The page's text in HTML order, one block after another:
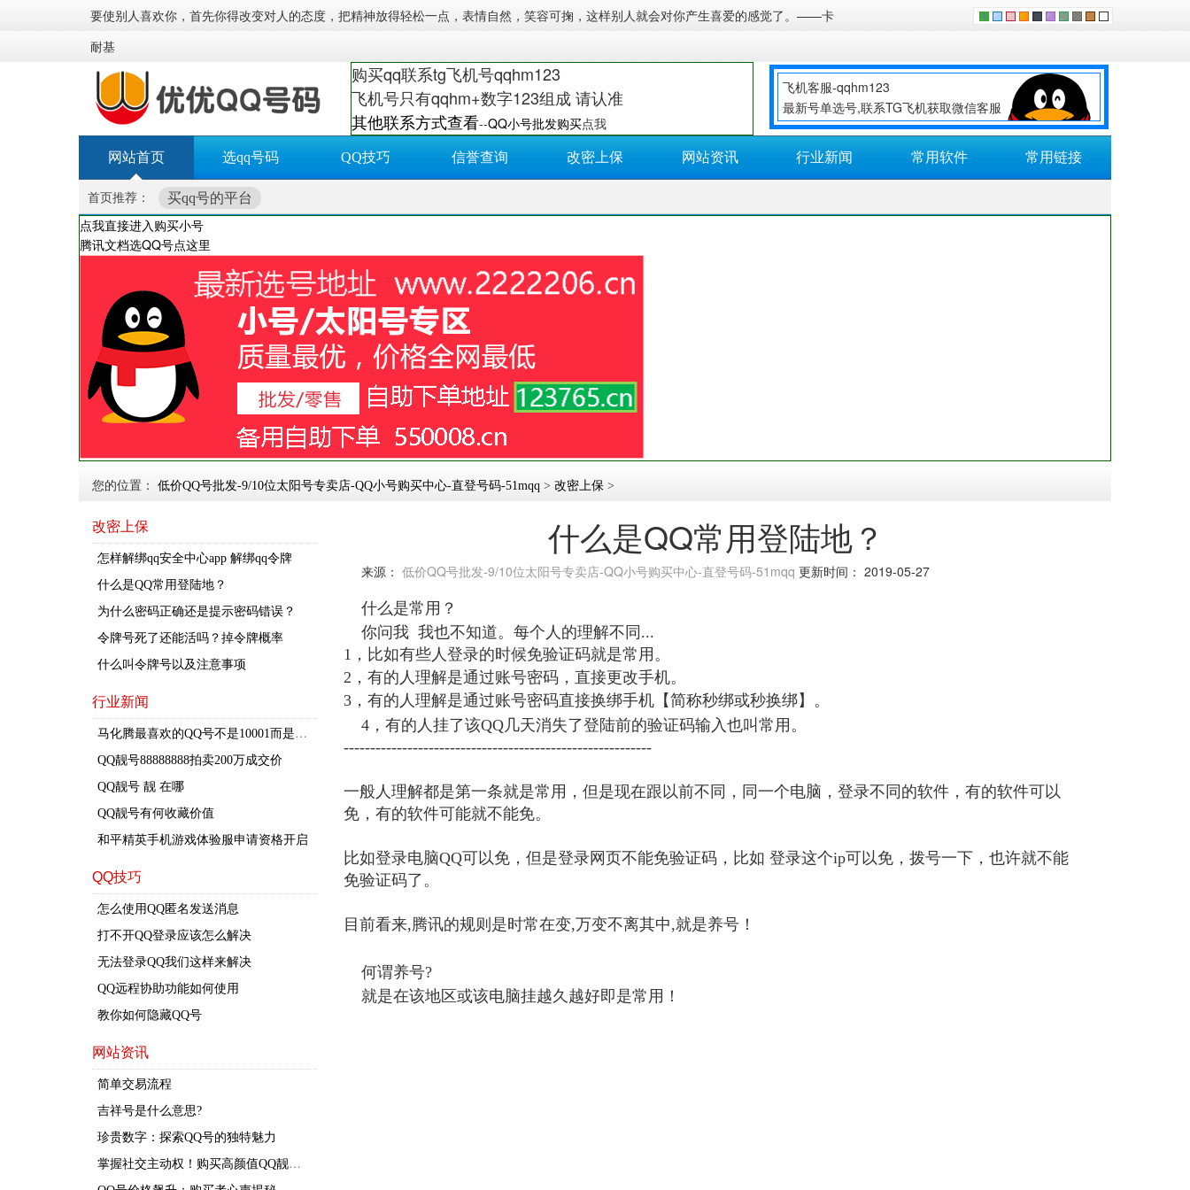
要使别人喜欢你，首先你得改变对人的态度，把精神放得轻松一点，表情自然，笑容可掬，这样别人就会对你产生喜爱的感觉了。——卡
耐基
购买qq联系tg飞机号qqhm123
飞机号只有qqhm+数字123组成 请认准
其他联系方式查看--QQ小号批发购买点我
飞机客服-qqhm123
最新号单选号,联系TG飞机获取微信客服
网站首页
首页推荐： 买qq号的平台
选qq号码 QQ技巧 信誉查询 改密上保 网站资讯 行业新闻 常用软件 常用链接
点我直接进入购买小号
腾讯文档选QQ号点这里
您的位置： 低价QQ号批发-9/10位太阳号专卖店-QQ小号购买中心-直登号码-51mqq > 改密上保 >
改密上保
怎样解绑qq安全中心app 解绑qq令牌
什么是QQ常用登陆地？
为什么密码正确还是提示密码错误？
令牌号死了还能活吗？掉令牌概率
什么叫令牌号以及注意事项
行业新闻
马
化腾最喜欢的QQ号不是10001而是这个QQ号
QQ靓号88888888拍卖200万成交价
QQ靓号 靓 在哪
QQ靓号有何收藏价值
和平精英手机游戏体验服申请资格开启
QQ技巧
怎么使用QQ匿名发送消息
打不开QQ登录应该怎么解决
无法登录QQ我们这样来解决
QQ远程协助功能如何使用
教你如何隐藏QQ号
网站资讯
简单交易流程
吉祥号是什么意思?
珍贵数字：探索QQ号的独特魅力
掌
握社交主动权！购买高颜值QQ靓号，成就社交精英身份
什么是QQ常用登陆地？
来源： 低价QQ号批发-9/10位太阳号专卖店-QQ小号购买中心-直登号码-51mqq 更新时间： 2019-05-27
什么是常用？
你问我 我也不知道。每个人的理解不同...
1，比如有些人登录的时候免验证码就是常用。
2，有的人理解是通过账号密码，直接更改手机。
3，有的人理解是通过账号密码直接换绑手机【简称秒绑或秒换绑】 。
4 ， 有的人挂了该QQ几天消失了登陆前的验证码输入也叫常用 。
----------------------------------------------------------
一般人理解都是第一条就是常用，但是现在跟以前不同，同一个电脑，登录不同的软件，有的软件可以
免，有的软件可能就不能免。
比如登录电脑QQ可以免，但是登录网页不能免验证码，比如 登录这个ip可以免，拨号一下，也许就不能
免验证码了。
目前看来,腾讯的规则是时常在变,万变不离其中,就是养号！
何谓养号?
就是在该地区或该电脑挂越久越好即是常用！